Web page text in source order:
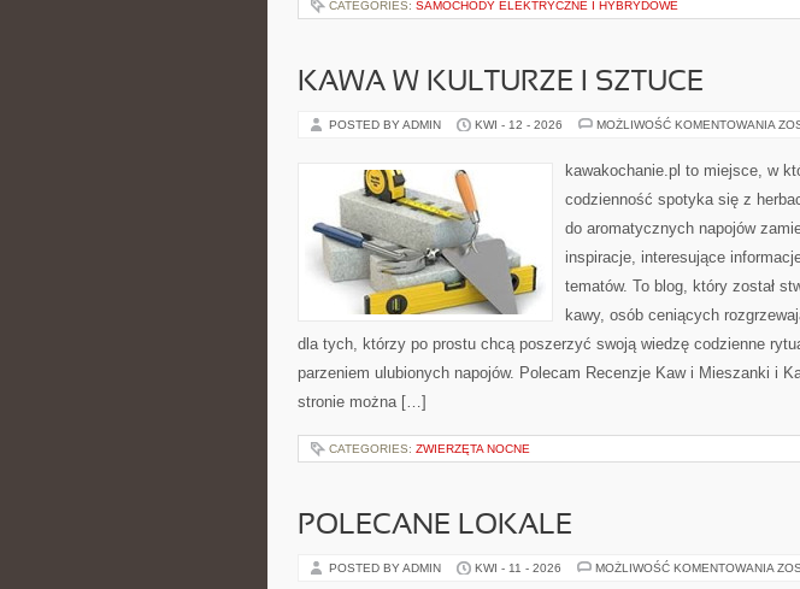
CATEGORIES: SAMOCHODY ELEKTRYCZNE I HYBRYDOWE
KAWA W KULTURZE I SZTUCE
POSTED BY ADMIN KWI - 12 - 2026 MOŻLIWOŚĆ KOMENTOWANIA
kawakochanie.pl to miejsce, w
codzienność spotyka się z
do aromatycznych napojów
inspiracje, interesujące
tematów. To blog, który został
kawy, osób ceniących
dla tych, którzy po prostu chcą poszerzyć swoją wiedzę codzienne
parzeniem ulubionych napojów. Polecam Recenzje Kaw i Mieszanki i
stronie można […]
CATEGORIES: ZWIERZĘTA NOCNE
POLECANE LOKALE
POSTED BY ADMIN KWI - 11 - 2026 MOŻLIWOŚĆ KOMENTOWANIA